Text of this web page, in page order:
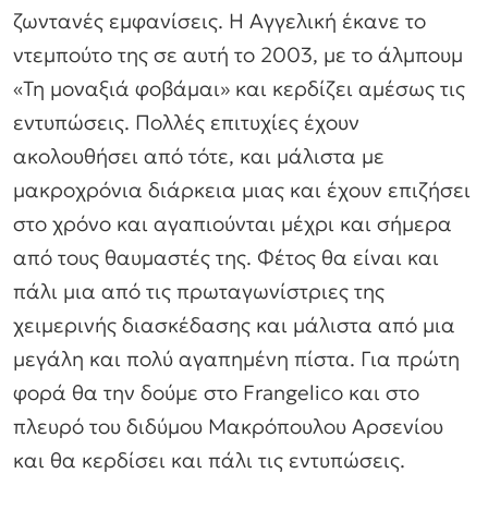
ζωντανές εμφανίσεις. Η Αγγελική έκανε το
ντεμπούτο της σε αυτή το 2003, με το άλμπουμ
«Τη μοναξιά φοβάμαι» και κερδίζει αμέσως τις
εντυπώσεις. Πολλές επιτυχίες έχουν
ακολουθήσει από τότε, και μάλιστα με
μακροχρόνια διάρκεια μιας και έχουν επιζήσει
στο χρόνο και αγαπιούνται μέχρι και σήμερα
από τους θαυμαστές της. Φέτος θα είναι και
πάλι μια από τις πρωταγωνίστριες της
χειμερινής διασκέδασης και μάλιστα από μια
μεγάλη και πολύ αγαπημένη πίστα. Για πρώτη
φορά θα την δούμε στο Frangelico και στο
πλευρό του διδύμου Μακρόπουλου Αρσενίου
και θα κερδίσει και πάλι τις εντυπώσεις.